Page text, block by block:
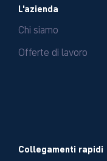
L'azienda
Chi siamo
Offerte di lavoro
Collegamenti rapidi